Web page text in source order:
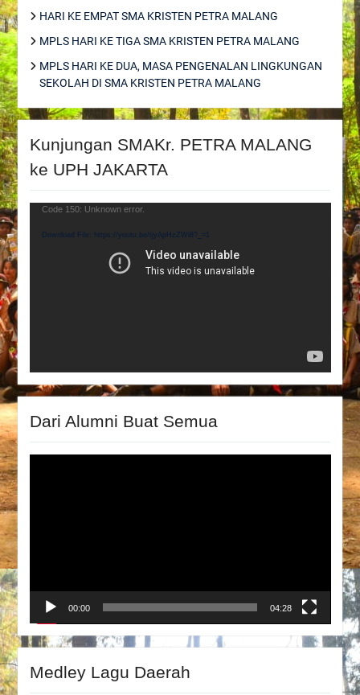
HARI KE EMPAT SMA KRISTEN PETRA MALANG
MPLS HARI KE TIGA SMA KRISTEN PETRA MALANG
MPLS HARI KE DUA, MASA PENGENALAN LINGKUNGAN
SEKOLAH DI SMA KRISTEN PETRA MALANG
Kunjungan SMAKr. PETRA MALANG
ke UPH JAKARTA
Video
Code 150: Unknown error.
Download File: https://youtu.be/tjyApHzZWi8?_=1
Dari Alumni Buat Semua
00:00 04:28
Medley Lagu Daerah